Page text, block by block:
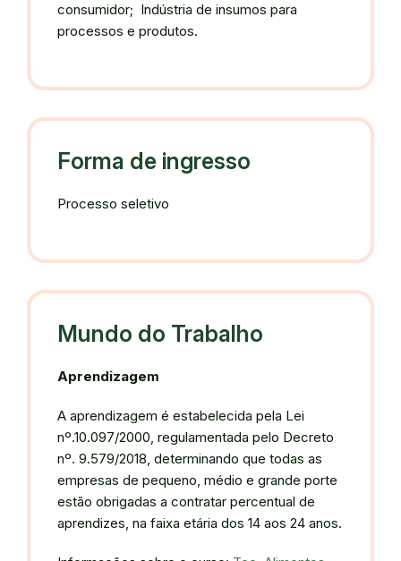
consumidor; Indústria de insumos para
processos e produtos.
Forma de ingresso
Processo seletivo
Mundo do Trabalho
Aprendizagem
A aprendizagem é estabelecida pela Lei
nº.10.097/2000, regulamentada pelo Decreto
nº. 9.579/2018, determinando que todas as
empresas de pequeno, médio e grande porte
estão obrigadas a contratar percentual de
aprendizes, na faixa etária dos 14 aos 24 anos.